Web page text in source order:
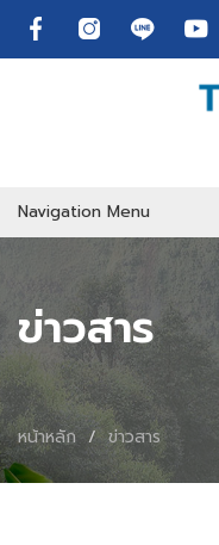
Navigation Menu
ข่าวสาร
หน้าหลัก ข่าวสาร